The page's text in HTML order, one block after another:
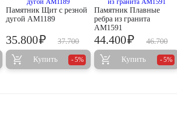
Памятник Щит с резной
дугой AM1189
37.700
35.800₽
Купить 5%
Памятник Плавные
ребра из гранита
AM1591
46.700
44.400₽
Купить 5%